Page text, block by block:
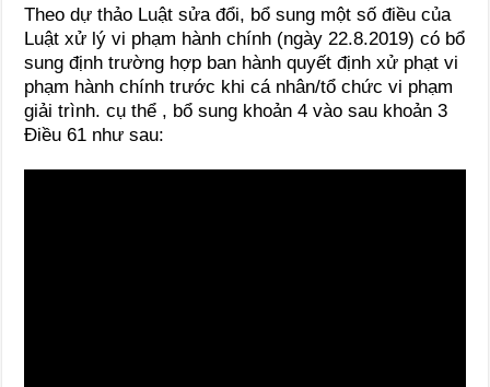
Theo dự thảo Luật sửa đổi, bổ sung một số điều của
Luật xử lý vi phạm hành chính (ngày 22.8.2019) có bổ
sung định trường hợp ban hành quyết định xử phạt vi
phạm hành chính trước khi cá nhân/tổ chức vi phạm
giải trình. cụ thể , bổ sung khoản 4 vào sau khoản 3
Điều 61 như sau: